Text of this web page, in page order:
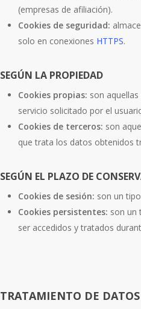
(empresas de afiliación).
Cookies de seguridad:
solo en conexiones HTTPS.
SEGÚN LA PROPIEDAD
Cookies propias: son
servicio solicitado por el
Cookies de terceros: son
que trata los datos obtenidos
SEGÚN EL PLAZO DE
Cookies de sesión: son un
Cookies persistentes: son un
ser accedidos y tratados
TRATAMIENTO DE